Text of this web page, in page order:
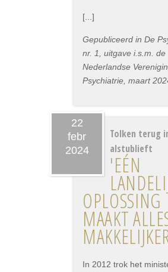
[...]
Gepubliceerd in De
nr. 1, uitgave i.s.m. de
Nederlandse
Psychiatrie, maart
22
febr
2024
Tolken terug
alstublieft
'EÉN
OPLOSSING
MAAKT
In 2012 trok het